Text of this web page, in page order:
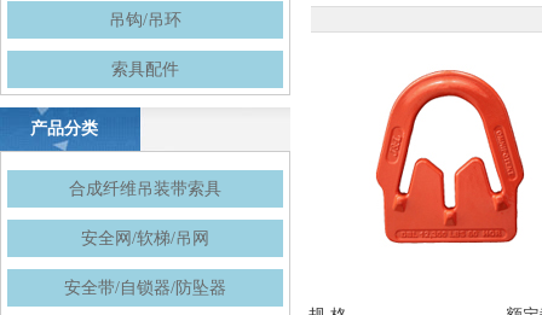
吊钩/吊环
索具配件
产品分类
合成纤维吊装带索具
安全网/软梯/吊网
安全带/自锁器/防坠器